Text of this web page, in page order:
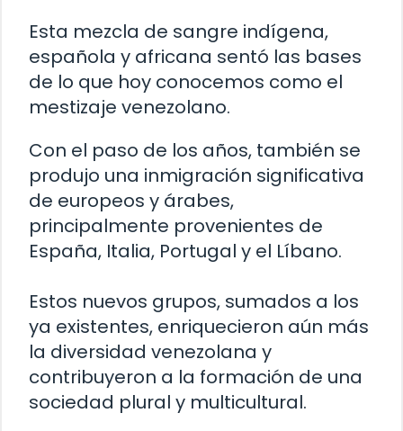
Esta mezcla de sangre indígena,
española y africana sentó las bases
de lo que hoy conocemos como el
mestizaje venezolano.
Con el paso de los años, también se
produjo una inmigración significativa
de europeos y árabes,
principalmente provenientes de
España, Italia, Portugal y el Líbano.
Estos nuevos grupos, sumados a los
ya existentes, enriquecieron aún más
la diversidad venezolana y
contribuyeron a la formación de una
sociedad plural y multicultural.